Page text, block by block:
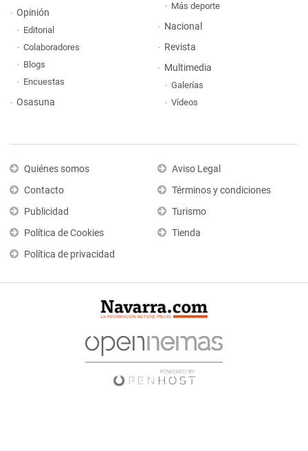
Opinión
Editorial
Colaboradores
Blogs
Encuestas
Osasuna
Más deporte
Nacional
Revista
Multimedia
Galerías
Vídeos
Quiénes somos
Contacto
Publicidad
Política de Cookies
Política de privacidad
Aviso Legal
Términos y condiciones
Turismo
Tienda